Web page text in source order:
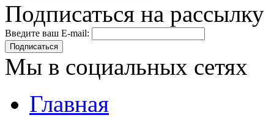
Подписаться на рассылку
Введите ваш E-mail:
Подписаться
Мы в социальных сетях
Главная